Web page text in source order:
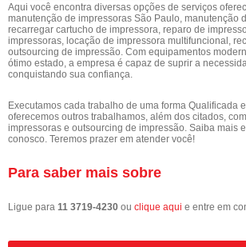
Aqui você encontra diversas opções de serviços
manutenção de impressoras São Paulo, manutenção
recarregar cartucho de impressora, reparo de
impressoras, locação de impressora multifuncional,
outsourcing de impressão. Com equipamentos
ótimo estado, a empresa é capaz de suprir a
conquistando sua confiança.
Executamos cada trabalho de uma forma Qualificada
oferecemos outros trabalhamos, além dos citados,
impressoras e outsourcing de impressão. Saiba mais
conosco. Teremos prazer em atender você!
Para saber mais sobre
Ligue para 11 3719-4230 ou clique aqui e entre em